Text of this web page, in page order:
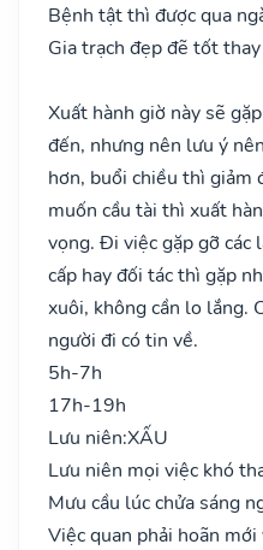
Bệnh tật thì được qua
Gia trạch đẹp đẽ tốt
Xuất hành giờ này sẽ
đến, nhưng nên lưu ý
hơn, buổi chiều thì giảm
muốn cầu tài thì xuất
vọng. Đi việc gặp gỡ các
cấp hay đối tác thì gặp
xuôi, không cần lo lắng.
người đi có tin về.
5h-7h
17h-19h
Lưu niên:XẤU
Lưu niên mọi việc khó
Mưu cầu lúc chửa sáng
Việc quan phải hoãn mới